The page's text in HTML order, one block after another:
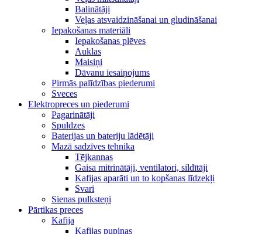
Balinātāji
Veļas atsvaidzināšanai un gludināšanai
Iepakošanas materiāli
Iepakošanas plēves
Auklas
Maisiņi
Dāvanu iesaiņojums
Pirmās palīdzības piederumi
Sveces
Elektropreces un piederumi
Pagarinātāji
Spuldzes
Baterijas un bateriju lādētāji
Mazā sadzīves tehnika
Tējkannas
Gaisa mitrinātāji, ventilatori, sildītāji
Kafijas aparāti un to kopšanas līdzekļi
Svari
Sienas pulksteņi
Pārtikas preces
Kafija
Kafijas pupiņas